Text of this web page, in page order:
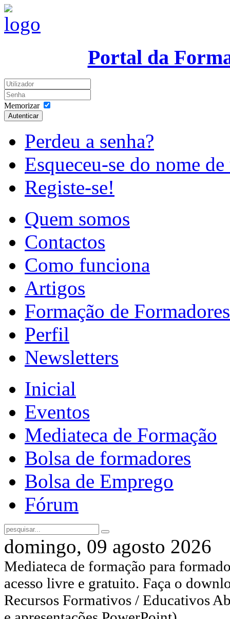
Portal da
Memorizar
Autenticar
Perdeu a senha?
Esqueceu-se do nome
Registe-se!
Quem somos
Contactos
Como funciona
Artigos
Formação de Formadores
Perfil
Newsletters
Inicial
Eventos
Mediateca de Formação
Bolsa de formadores
Bolsa de Emprego
Fórum
domingo, 09 agosto 2026
Mediateca de formação para
acesso livre e gratuito. Faça o
Recursos Formativos / Educativos